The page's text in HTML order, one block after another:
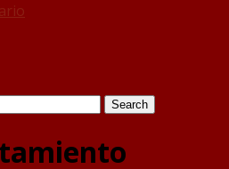
Search